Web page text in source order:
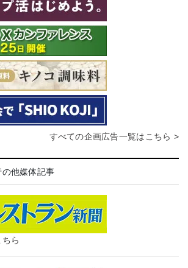
すべての企画広告一覧はこちら >
他媒体記事
ら